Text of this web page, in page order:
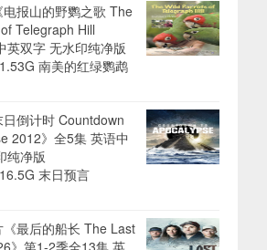
报山的野鹦之歌 The
Telegraph Hill
英双字 无水印纯净版
南美的红绿鹦鹉
日倒计时 Countdown
2012》全5集 英语中
纯净版
末日预言
《最后的船长 The Last
》第1-2季全13集 英